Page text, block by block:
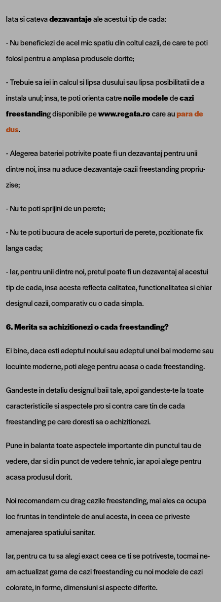
Iata si catevadezavantajeale acestui tip de cada:
- Nu beneficiezi de acel mic spatiu din coltul cazii, de care te poti
folosi pentru a amplasa produsele dorite;
- Trebuie sa iei in calcul si lipsa dusului sau lipsa posibilitatii de a
instala unul; insa, te poti orienta catrenoile modeledecazi
freestanding disponibile pewww.regata.rocare aupara de
dus.
- Alegerea bateriei potrivite poate fi un dezavantaj pentru unii
dintre noi, insa nu aduce dezavantaje cazii freestanding propriu-
zise;
- Nu te poti sprijini de un perete;
- Nu te poti bucura de acele suporturi de perete, pozitionate fix
langa cada;
- Iar, pentru unii dintre noi, pretul poate fi un dezavantaj al acestui
tip de cada, insa acesta reflecta calitatea, functionalitatea si chiar
designul cazii, comparativ cu o cada simpla.
6. Merita sa achizitionezi o cada freestanding?
Ei bine, daca esti adeptul noului sau adeptul unei bai moderne sau
locuinte moderne, poti alege pentru acasa o cada freestanding.
Gandeste in detaliu designul baii tale, apoi gandeste-te la toate
caracteristicile si aspectele pro si contra care tin de cada
freestanding pe care doresti sa o achizitionezi.
Pune in balanta toate aspectele importante din punctul tau de
vedere, dar si din punct de vedere tehnic, iar apoi alege pentru
acasa produsul dorit.
Noi recomandam cu drag cazile freestanding, mai ales ca ocupa
loc fruntas in tendintele de anul acesta, in ceea ce priveste
amenajarea spatiului sanitar.
Iar, pentru ca tu sa alegi exact ceea ce ti se potriveste, tocmai ne-
am actualizat gama de cazi freestanding cu noi modele de cazi
colorate, in forme, dimensiuni si aspecte diferite.